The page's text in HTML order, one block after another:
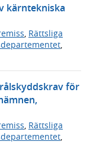
kärntekniska
Rättsliga
för
, Rättsliga
,